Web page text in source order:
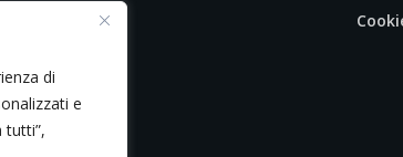
di
e
tutti”,